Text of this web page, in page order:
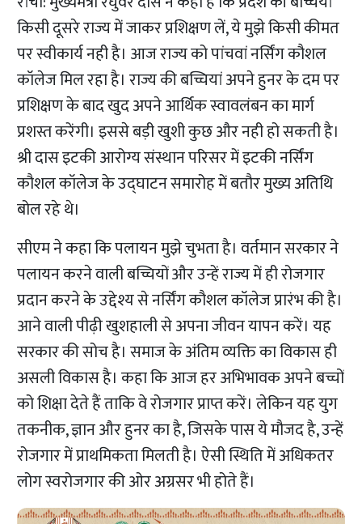
किसी दूसरे राज्य में जाकर प्रशिक्षण लें, ये मुझे किसी कीमत
पर स्वीकार्य नही है। आज राज्य को पांचवां नर्सिंग कौशल
कॉलेज मिल रहा है। राज्य की बच्चियां अपने हुनर के दम पर
प्रशिक्षण के बाद खुद अपने आर्थिक स्वावलंबन का मार्ग
प्रशस्त करेंगी। इससे बड़ी खुशी कुछ और नही हो सकती है।
श्री दास इटकी आरोग्य संस्थान परिसर में इटकी नर्सिंग
कौशल कॉलेज के उद्घाटन समारोह में बतौर मुख्य अतिथि
बोल रहे थे।
सीएम ने कहा कि पलायन मुझे चुभता है। वर्तमान सरकार ने
पलायन करने वाली बच्चियों और उन्हें राज्य में ही रोजगार
प्रदान करने के उद्देश्य से नर्सिंग कौशल कॉलेज प्रारंभ की है।
आने वाली पीढ़ी खुशहाली से अपना जीवन यापन करें। यह
सरकार की सोच है। समाज के अंतिम व्यक्ति का विकास ही
असली विकास है। कहा कि आज हर अभिभावक अपने बच्चों
को शिक्षा देते हैं ताकि वे रोजगार प्राप्त करें। लेकिन यह युग
तकनीक, ज्ञान और हुनर का है, जिसके पास ये मौजद है, उन्हें
रोजगार में प्राथमिकता मिलती है। ऐसी स्थिति में अधिकतर
लोग स्वरोजगार की ओर अग्रसर भी होते हैं।